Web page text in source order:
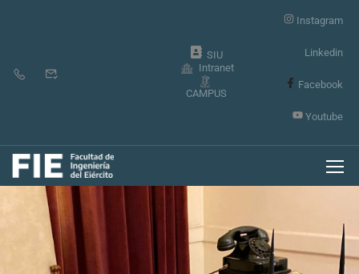
SIU
Intranet
CAMPUS
Instagram
Linkedin
Facebook
Youtube